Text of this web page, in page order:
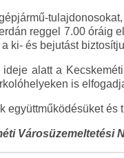
reggel 7.00 óráig
ki- és bejutást
ideje alatt a
is
együttműködésüket és
Városüzemeltetési